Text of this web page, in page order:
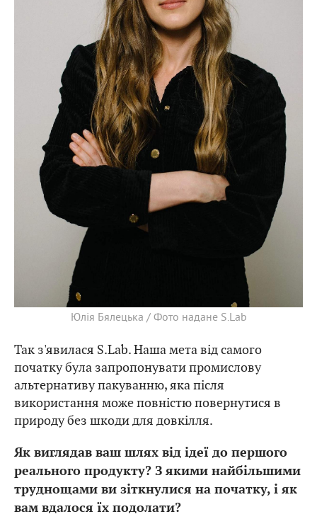
Юлія Бялецька / Фото надане S.Lab
Так з'явилася S.Lab. Наша мета від самого
початку була запропонувати промислову
альтернативу пакуванню, яка після
використання може повністю повернутися в
природу без шкоди для довкілля.
⁠Як виглядав ваш шлях від ідеї до першого
реального продукту? З якими найбільшими
труднощами ви зіткнулися на початку, і як
вам вдалося їх подолати?